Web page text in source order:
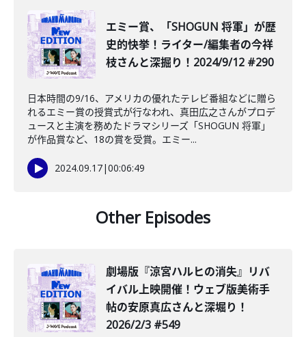
エミー賞、「SHOGUN 将軍」が歴
史的快挙！ライター/編集者の今祥
枝さんと深掘り！2024/9/12 #290
日本時間の9/16、アメリカの優れたテレビ番組などに贈ら
れるエミー賞の授賞式が行なわれ、真田広之さんがプロデ
ュースと主演を務めたドラマシリーズ「SHOGUN 将軍」
が作品賞など、18の賞を受賞。エミー...
2024.09.17|00:06:49
Other Episodes
️劇場版『涼宮ハルヒの消失』リバ
イバル上映開催！ウェブ版美術手
帖の安原真広さんと深堀り！
2026/2/3 #549